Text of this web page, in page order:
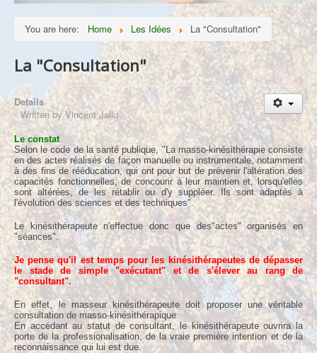
Les Idées
Ordre/Contre Ordre
Lantzelot
Divers
À propos
You are here: Home Les Idées La "Consultation"
La "Consultation"
Details
Written byVincent Jallu
Le constat
Selon le code de la santé publique, "La masso-kinésithérapie consiste
en des actes réalisés de façon manuelle ou instrumentale, notamment
à des fins de rééducation, qui ont pour but de prévenir l'altération des
capacités fonctionnelles, de concourir à leur maintien et, lorsqu'elles
sont altérées, de les rétablir ou d'y suppléer. Ils sont adaptés à
l'évolution des sciences et des techniques".
Le kinésithérapeute n'effectue donc que des"actes" organisés en
"séances".
Je pense qu'il est temps pour les kinésithérapeutes de dépasser
le stade de simple "exécutant" et de s'élever au rang de
"consultant".
En effet, le masseur kinésithérapeute doit proposer une véritable
consultation de masso-kinésithérapique.
En accédant au statut de consultant, le kinésithérapeute ouvrira la
porte de la professionalisation, de la vraie première intention et de la
reconnaissance qui lui est due.